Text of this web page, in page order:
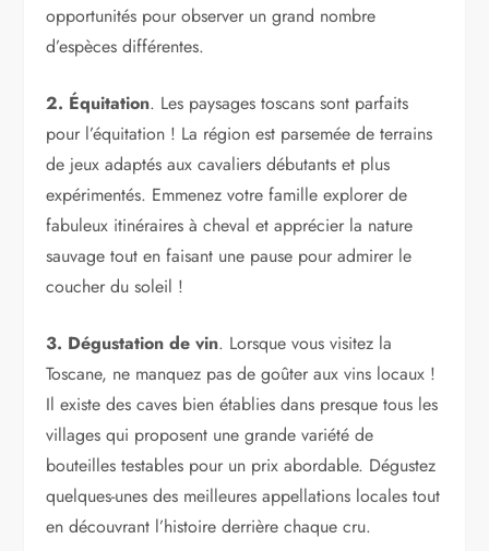
opportunités pour observer un grand nombre
d’espèces différentes.
2. Équitation. Les paysages toscans sont parfaits
pour l’équitation ! La région est parsemée de terrains
de jeux adaptés aux cavaliers débutants et plus
expérimentés. Emmenez votre famille explorer de
fabuleux itinéraires à cheval et apprécier la nature
sauvage tout en faisant une pause pour admirer le
coucher du soleil !
3. Dégustation de vin. Lorsque vous visitez la
Toscane, ne manquez pas de goûter aux vins locaux !
Il existe des caves bien établies dans presque tous les
villages qui proposent une grande variété de
bouteilles testables pour un prix abordable. Dégustez
quelques-unes des meilleures appellations locales tout
en découvrant l’histoire derrière chaque cru.